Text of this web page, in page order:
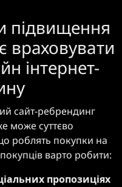
підвищення
враховувати
інтернет-
сайт-ребрендинг
може суттєво
роблять покупки на
варто робити:
пропозиціях